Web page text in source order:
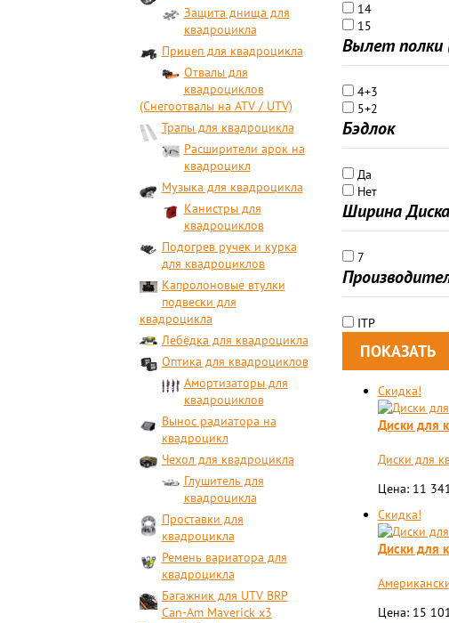
Защита днища для
квадроцикла
Прицеп для квадроцикла
Отвалы для
квадроциклов
(Снегоотвалы на ATV / UTV)
Трапы для квадроцикла
Расширители арок на
квадроцикл
Музыка для квадроцикла
Канистры для
квадроциклов
Подогрев ручек и курка
для квадроциклов
Капролоновые втулки
подвески для
квадроцикла
Лебёдка для квадроцикла
Оптика для квадроциклов
Амортизаторы для
квадроциклов
Вынос радиатора на
квадроцикл
Чехол для квадроцикла
Глушитель для
квадроцикла
Проставки для
квадроцикла
Ремень вариатора для
квадроцикла
Багажник для UTV BRP
Can-Am Maverick x3
14
15
Вылет полки
4+3
5+2
Бэдлок
Да
Нет
Ширина Диска
7
ITP
Скидка!
Диски для
Диски для
Цена: 11
Скидка!
Диски для
Цена: 15